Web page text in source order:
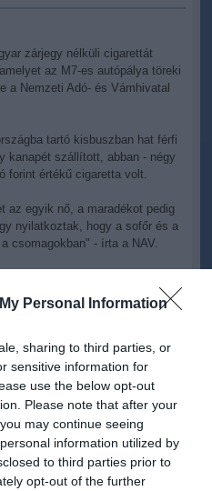
Personal Information
sharing to third parties, or
sensitive information for
use the below opt-out
Please note that after your
may continue seeing
information utilized by
to third parties prior to
opt-out of the further
zárjegy nélküli cigarettát
az M7-es autópálya töreki
a Nemzeti Adó- és Vámhivatal
tartó kisbuszban hat férfi
kanapét szállított, abban - négy
forint értékű cigaretta volt.
az egyik nő, a maradékot pedig
nyilatkoztak, hogy a sofőr és a
csomagokban" - írta a NAV.
eljárást - áll a